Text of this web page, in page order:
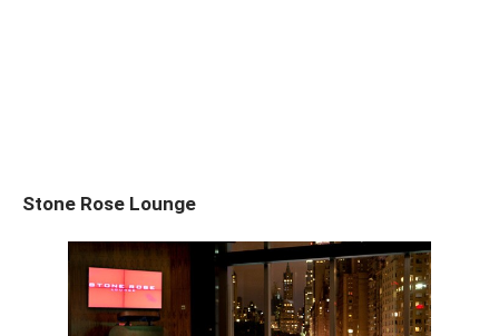
Stone Rose Lounge